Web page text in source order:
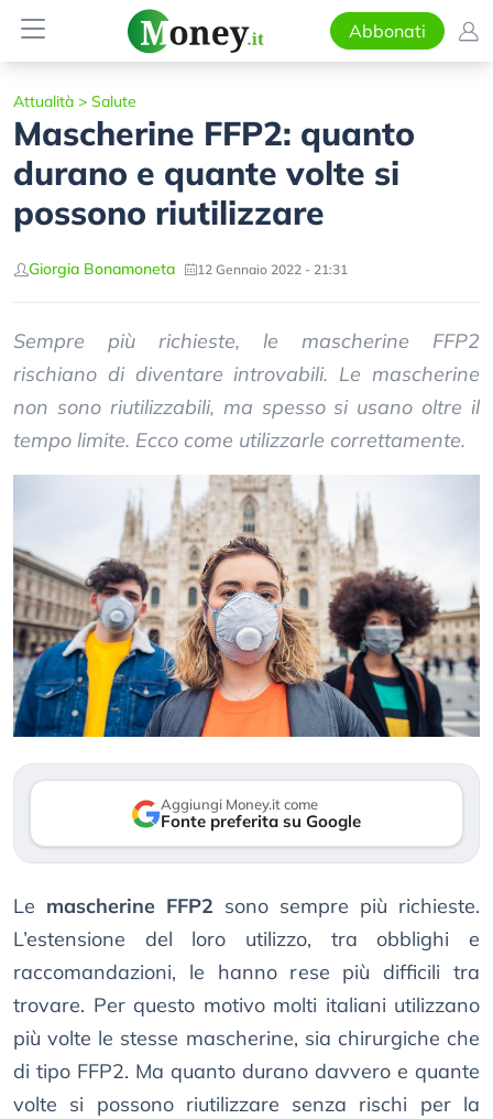
Abbonati
Attualità > Salute
Mascherine FFP2: quanto
durano e quante volte si
possono riutilizzare
Giorgia Bonamoneta 12 Gennaio 2022 - 21:31
Sempre più richieste, le mascherine FFP2
rischiano di diventare introvabili. Le mascherine
non sono riutilizzabili, ma spesso si usano oltre il
tempo limite. Ecco come utilizzarle correttamente.
Aggiungi Money.it come
Fonte preferita su Google
Le mascherine FFP2 sono sempre più richieste.
L’estensione del loro utilizzo, tra obblighi e
raccomandazioni, le hanno rese più difficili tra
trovare. Per questo motivo molti italiani utilizzano
più volte le stesse mascherine, sia chirurgiche che
di tipo FFP2. Ma quanto durano davvero e quante
volte si possono riutilizzare senza rischi per la